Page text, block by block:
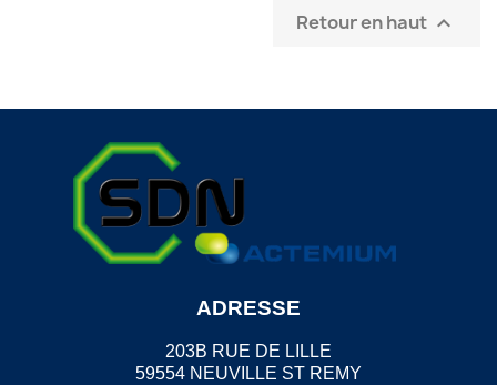
Retour en haut 
ADRESSE
203B RUE DE LILLE
59554 NEUVILLE ST REMY